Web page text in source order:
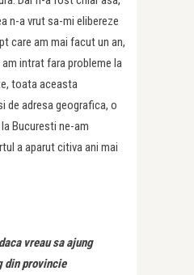
n-a vrut sa-mi elibereze
care am mai facut un an,
intrat fara probleme la
toata aceasta
de adresa geografica, o
Bucuresti ne-am
a aparut citiva ani mai
vreau sa ajung
din provincie